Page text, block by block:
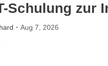
Schulung zur
・ Aug 7, 2026